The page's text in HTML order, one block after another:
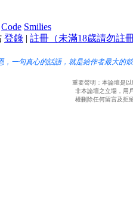
Code Smilies
登錄 | 註冊（未滿18歲請勿註冊
，一句真心的話語，就是給作者最大的
重要聲明：本論壇是
非本論壇之立場，用
權刪除任何留言及拒